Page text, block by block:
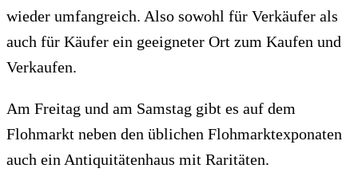
wieder umfangreich. Also sowohl für Verkäufer als
auch für Käufer ein geeigneter Ort zum Kaufen und
Verkaufen.
Am Freitag und am Samstag gibt es auf dem
Flohmarkt neben den üblichen Flohmarktexponaten
auch ein Antiquitätenhaus mit Raritäten.